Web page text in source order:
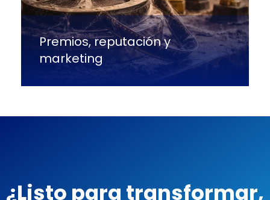
Premios, reputación y
marketing
¿Listo para transformar,